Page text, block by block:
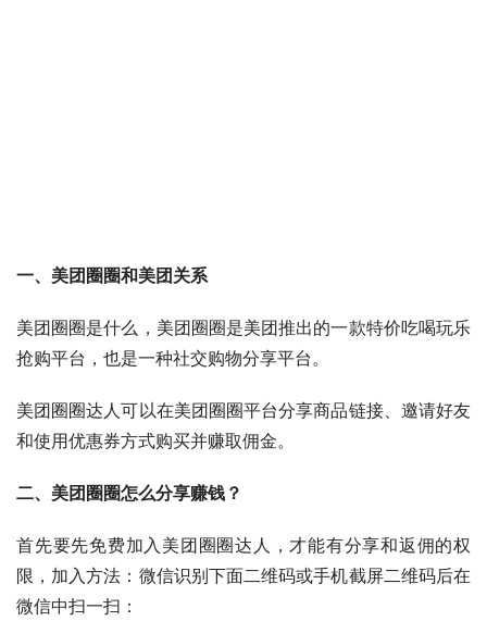
一、美团圈圈和美团关系
美团圈圈是什么，美团圈圈是美团推出的一款特价吃喝玩乐
抢购平台，也是一种社交购物分享平台。
美团圈圈达人可以在美团圈圈平台分享商品链接、邀请好友
和使用优惠券方式购买并赚取佣金。
二、美团圈圈怎么分享赚钱？
首先要先免费加入美团圈圈达人，才能有分享和返佣的权
限，加入方法：微信识别下面二维码或手机截屏二维码后在
微信中扫一扫：